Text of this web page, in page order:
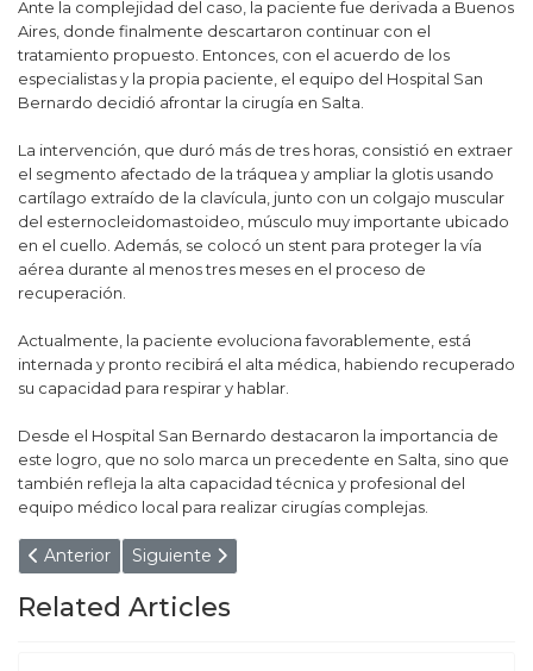
Ante la complejidad del caso, la paciente fue derivada a Buenos
Aires, donde finalmente descartaron continuar con el
tratamiento propuesto. Entonces, con el acuerdo de los
especialistas y la propia paciente, el equipo del Hospital San
Bernardo decidió afrontar la cirugía en Salta.
La intervención, que duró más de tres horas, consistió en extraer
el segmento afectado de la tráquea y ampliar la glotis usando
cartílago extraído de la clavícula, junto con un colgajo muscular
del esternocleidomastoideo, músculo muy importante ubicado
en el cuello. Además, se colocó un stent para proteger la vía
aérea durante al menos tres meses en el proceso de
recuperación.
Actualmente, la paciente evoluciona favorablemente, está
internada y pronto recibirá el alta médica, habiendo recuperado
su capacidad para respirar y hablar.
Desde el Hospital San Bernardo destacaron la importancia de
este logro, que no solo marca un precedente en Salta, sino que
también refleja la alta capacidad técnica y profesional del
equipo médico local para realizar cirugías complejas.
Artículo anterior: MILEI DEFENDIÓ SU POSTEO SOBRE
Anterior Artículo siguiente: Murió una puestera en el
Siguiente
Related Articles